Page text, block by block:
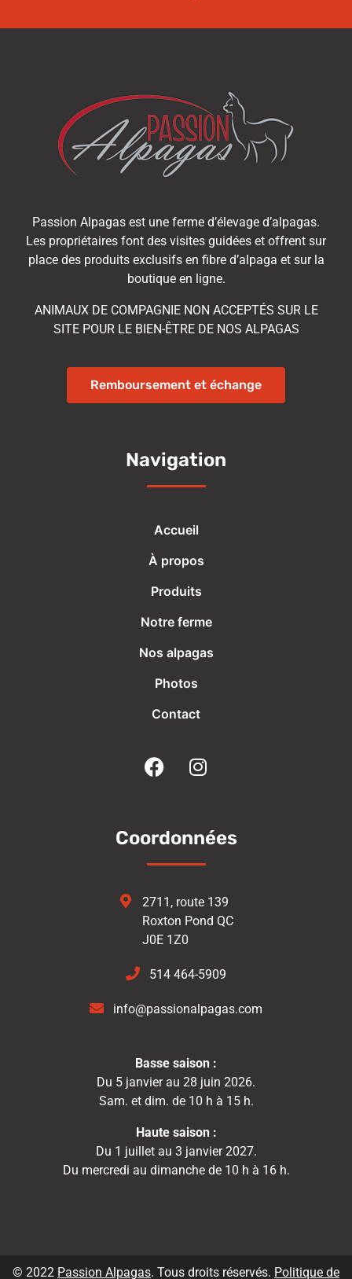
Passion Alpagas est une ferme d’élevage d’alpagas.
Les propriétaires font des visites guidées et offrent sur
place des produits exclusifs en fibre d’alpaga et sur la
boutique en ligne.
ANIMAUX DE COMPAGNIE NON ACCEPTÉS SUR LE
SITE POUR LE BIEN-ÊTRE DE NOS ALPAGAS
Remboursement et échange
Navigation
Accueil
À propos
Produits
Notre ferme
Nos alpagas
Photos
Contact
Coordonnées
2711, route 139
Roxton Pond QC
J0E 1Z0
514 464-5909
info@passionalpagas.com
Basse saison :
Du 5 janvier au 28 juin 2026.
Sam. et dim. de 10 h à 15 h.
Haute saison :
Du 1 juillet au 3 janvier 2027.
Du mercredi au dimanche de 10 h à 16 h.
© 2022 Passion Alpagas. Tous droits réservés. Politique de